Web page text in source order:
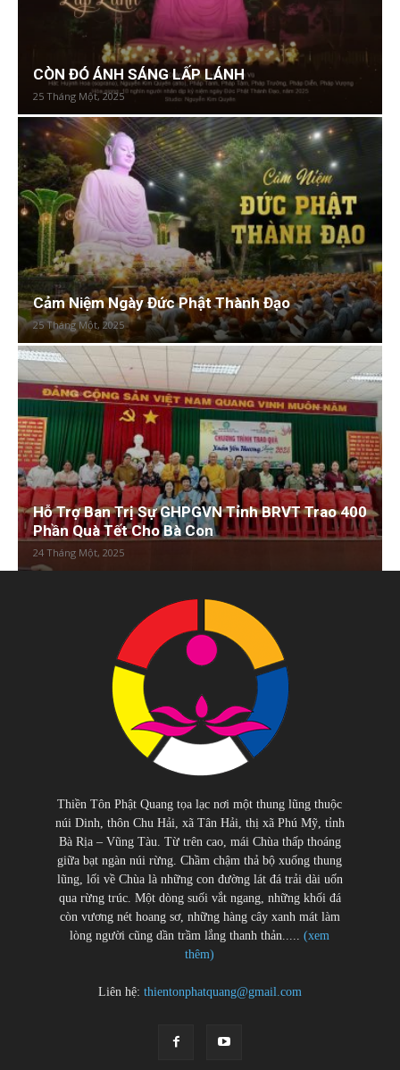
CÒN ĐÓ ÁNH SÁNG LẤP LÁNH
25 Tháng Một, 2025
Cảm Niệm Ngày Đức Phật Thành Đạo
25 Tháng Một, 2025
Hỗ Trợ Ban Trị Sự GHPGVN Tỉnh BRVT Trao 400
Phần Quà Tết Cho Bà Con
24 Tháng Một, 2025
Thiền Tôn Phật Quang tọa lạc nơi một thung lũng thuộc
núi Dinh, thôn Chu Hải, xã Tân Hải, thị xã Phú Mỹ, tỉnh
Bà Rịa – Vũng Tàu. Từ trên cao, mái Chùa thấp thoáng
giữa bạt ngàn núi rừng. Chầm chậm thả bộ xuống thung
lũng, lối về Chùa là những con đường lát đá trải dài uốn
qua rừng trúc. Một dòng suối vắt ngang, những khối đá
còn vương nét hoang sơ, những hàng cây xanh mát làm
lòng người cũng dần trầm lắng thanh thản.....(xem
thêm)
Liên hệ: thientonphatquang@gmail.com